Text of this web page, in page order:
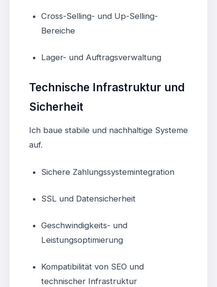
Cross-Selling- und Up-Selling-
Bereiche
Lager- und Auftragsverwaltung
Technische Infrastruktur und
Sicherheit
Ich baue stabile und nachhaltige Systeme
auf.
Sichere Zahlungssystemintegration
SSL und Datensicherheit
Geschwindigkeits- und
Leistungsoptimierung
Kompatibilität von SEO und
technischer Infrastruktur